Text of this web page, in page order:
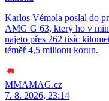
Karlos Vémola poslal do
AMG G 63, který ho v
najeto přes 262 tisíc
téměř 4,5 milionu korun.
MMAMAG.cz
7. 8. 2026, 23:14